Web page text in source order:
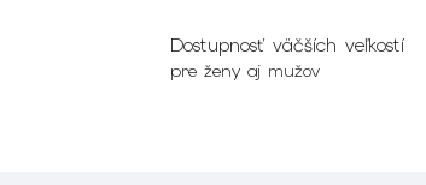
Dostupnosť väčších veľkostí
pre ženy aj mužov